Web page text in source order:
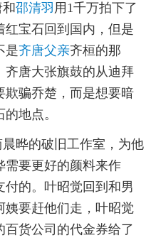
邵清羽 用1千万拍下了
红宝石回到国内，但是
是齐唐父亲齐桓的那
齐唐大张旗鼓的从迪拜
欺骗乔楚，而是想要暗
地点。
晔的破旧工作室，为他
需要更好的颜料来作
的。叶昭觉回到和男
姨要赶他们走，叶昭觉
货公司的代金券给了